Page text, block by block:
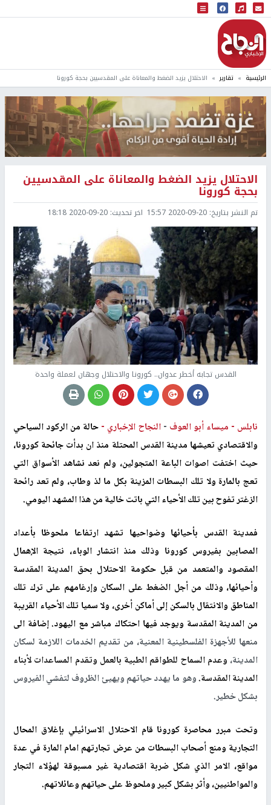
البث المباشر
إذاعة النجاح
الرئيسية تقارير الاحتلال يزيد الضغط والمعاناة على المقدسيين بحجة كورونا
الاحتلال يزيد الضغط والمعاناة على المقدسيين
بحجة كورونا
تم النشر بتاريخ: 2020-09-20 15:57 اخر تحديث: 2020-09-20 18:18
القدس تجابه أخطر عدوان.. كورونا والاحتلال وجهان لعملة واحدة
نابلس - ميساء أبو العوف -النجاح الإخباري -حالة من الركود السياحي
والاقتصادي تعيشها مدينة القدس المحتلة منذ ان بدأت جائحة كورونا،
حيث اختفت اصوات الباعة المتجولين، ولم نعد نشاهد الأسواق التي
تعج بالمارة ولا تلك البسطات المزينة بكل ما لذ وطاب، ولم تعد رائحة
الزغتر تفوح بين تلك الأحياء التي باتت خالية من هذا المشهد اليومي.
فمدينة القدس بأحيائها وضواحيها تشهد ارتفاعا ملحوظا بأعداد
المصابين بفيروس كورونا وذلك منذ انتشار الوباء، نتيجة الإهمال
المقصود والمتعمد من قبل حكومة الاحتلال بحق المدينة المقدسة
وأحيائها، وذلك من أجل الضغط على السكان وإرغامهم على ترك تلك
المناطق والانتقال بالسكن إلى أماكن أخرى، ولا سميا تلك الأحياء القريبة
من المدينة المقدسة ويوجد فيها احتكاك مباشر مع اليهود. إضافة الى
منعها للأجهزة الفلسطينية المعنية، من تقديم الخدمات اللازمة لسكان
المدينة، وعدم السماح للطواقم الطبية بالعمل وتقدم المساعدات لأبناء
المدينة المقدسة.وهو ما يهدد حياتهم ويهيئ الظروف لتفشي الفيروس
بشكل خطير.
وتحت مبرر محاصرة كورونا قام الاحتلال الاسرائيلي بإغلاق المحال
التجارية ومنع أصحاب البسطات من عرض تجارتهم امام المارة في عدة
مواقع، الامر الذي شكل ضربة اقتصادية غير مسبوقة لهؤلاء التجار
والمواطنيين، وأثر بشكل كبير وملحوظ على حياتهم وعائلاتهم.